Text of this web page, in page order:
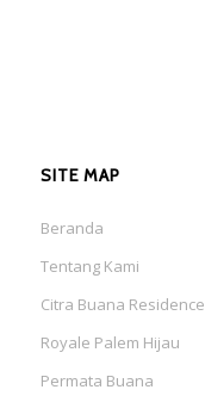
SITE MAP
Beranda
Tentang Kami
Citra Buana Residence
Royale Palem Hijau
Permata Buana